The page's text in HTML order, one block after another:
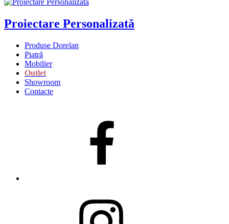
Proiectare Personalizată
Produse Dorelan
Piatră
Mobilier
Outlet
Showroom
Contacte